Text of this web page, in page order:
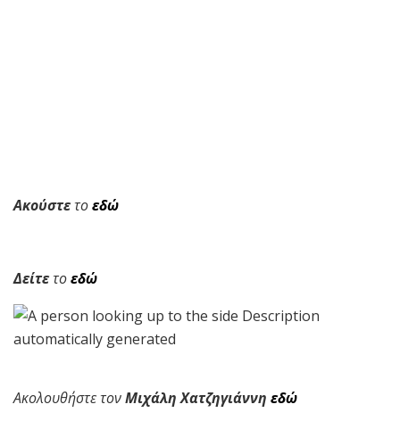
Ακούστετοεδώ
Δείτετοεδώ
Ακολουθήστε τονΜιχάλη Χατζηγιάννη εδώ